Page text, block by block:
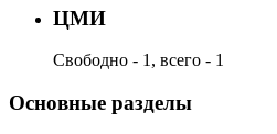
ЦМИ
Свободно - 1, всего - 1
Основные разделы